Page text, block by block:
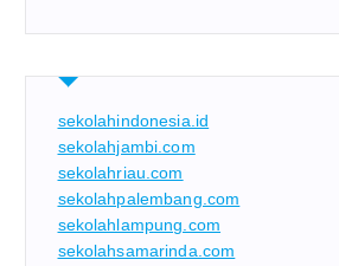
sekolahindonesia.id
sekolahjambi.com
sekolahriau.com
sekolahpalembang.com
sekolahlampung.com
sekolahsamarinda.com